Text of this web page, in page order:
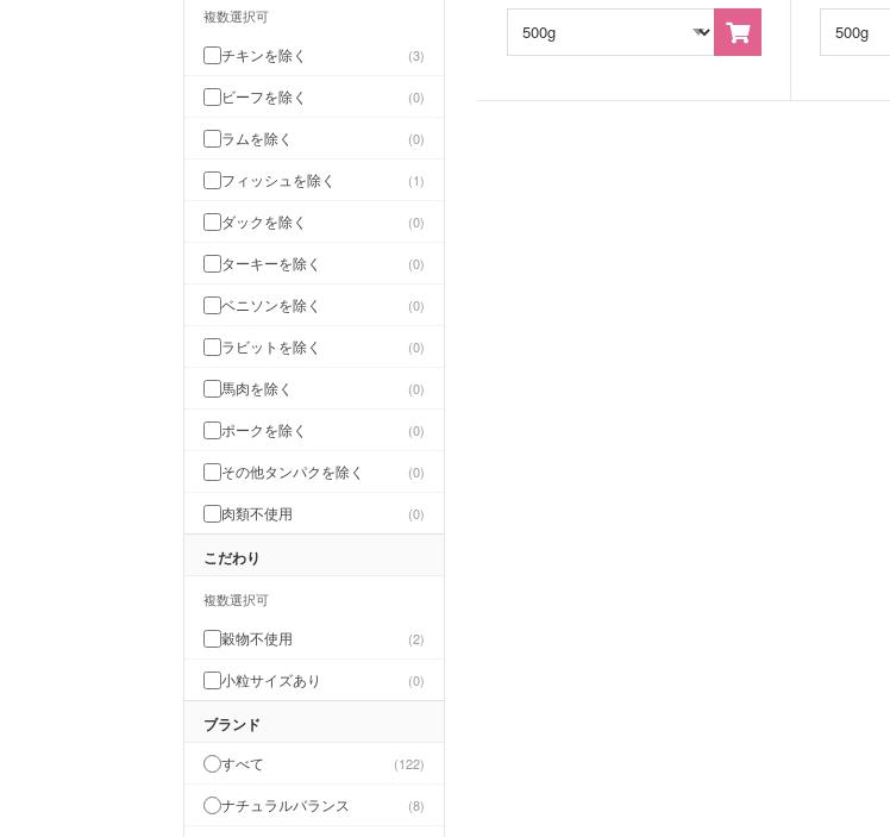
複数選択可
チキンを除く 3
ビーフを除く 0
ラムを除く 0
フィッシュを除く 1
ダックを除く 0
ターキーを除く 0
ベニソンを除く 0
ラビットを除く 0
馬肉を除く 0
ポークを除く 0
その他タンパクを除く 0
肉類不使用 0
こだわり
複数選択可
穀物不使用 2
小粒サイズあり 0
ブランド
すべて 122
ナチュラルバランス 8